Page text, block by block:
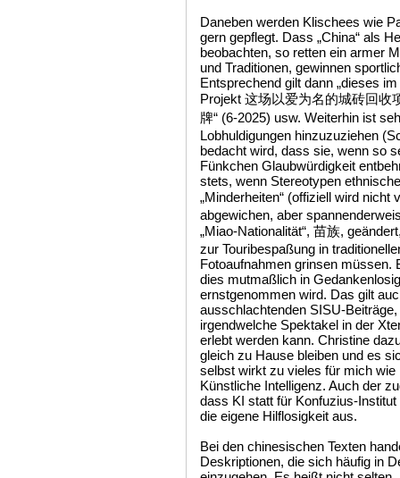
Daneben werden Klischees wie
gern gepflegt. Dass „China“ als
beobachten, so retten ein armer
und Traditionen, gewinnen
Entsprechend gilt dann „dieses
Projekt 这场以爱为名的城砖回收
牌“ (6-2025) usw. Weiterhin ist
Lobhuldigungen hinzuzuziehen
bedacht wird, dass sie, wenn so
Fünkchen Glaubwürdigkeit
stets, wenn Stereotypen
„Minderheiten“ (offiziell wird nicht
abgewichen, aber
„Miao-Nationalität“, 苗族,
zur Touribespaßung in
Fotoaufnahmen grinsen müssen.
dies mutmaßlich in
ernstgenommen wird. Das gilt
ausschlachtenden SISU-
irgendwelche Spektakel in der
erlebt werden kann. Christine
gleich zu Hause bleiben und es
selbst wirkt zu vieles für mich
Künstliche Intelligenz. Auch der
dass KI statt für Konfuzius-
die eigene Hilflosigkeit aus.
Bei den chinesischen Texten
Deskriptionen, die sich häufig in